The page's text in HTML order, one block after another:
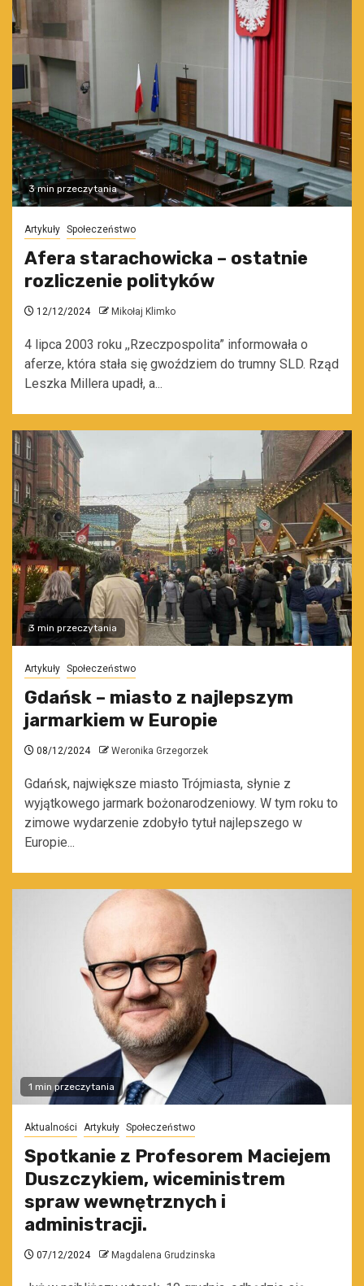
3 min przeczytania
Artykuły Społeczeństwo
Afera starachowicka – ostatnie
rozliczenie polityków
12/12/2024 Mikołaj Klimko
4 lipca 2003 roku ,,Rzeczpospolita” informowała o
aferze, która stała się gwoździem do trumny SLD. Rząd
Leszka Millera upadł, a...
3 min przeczytania
Artykuły Społeczeństwo
Gdańsk – miasto z najlepszym
jarmarkiem w Europie
08/12/2024 Weronika Grzegorzek
Gdańsk, największe miasto Trójmiasta, słynie z
wyjątkowego jarmark bożonarodzeniowy. W tym roku to
zimowe wydarzenie zdobyło tytuł najlepszego w
Europie...
1 min przeczytania
Aktualności Artykuły Społeczeństwo
Spotkanie z Profesorem Maciejem
Duszczykiem, wiceministrem
spraw wewnętrznych i
administracji.
07/12/2024 Magdalena Grudzinska